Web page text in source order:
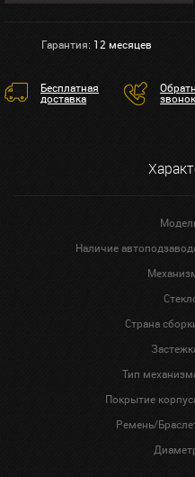
Гарантия: 12 месяцев
Бесплатная
доставка звонок
Наличие
Страна
Тип
Покрытие
Ремень/